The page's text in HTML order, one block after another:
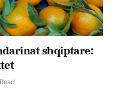
shqiptare: